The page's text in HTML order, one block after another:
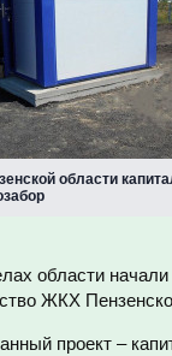
области
области
ЖКХ
проект –